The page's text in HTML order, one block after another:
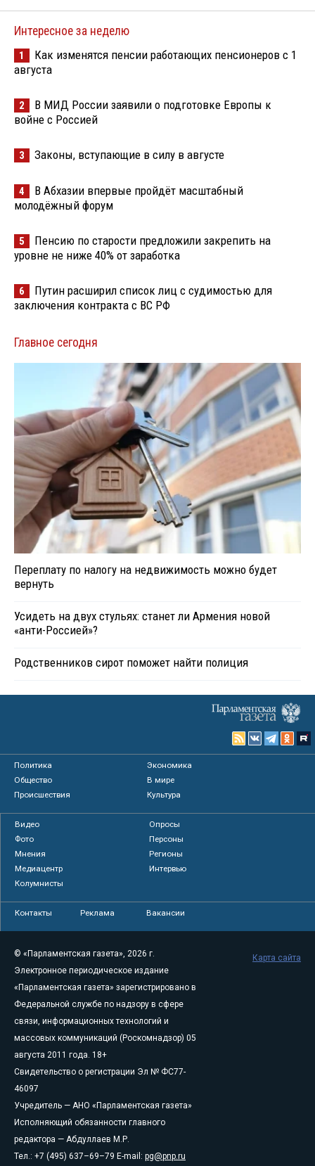
Интересное за неделю
1
Как изменятся пенсии работающих пенсионеров с 1
августа
2
В МИД России заявили о подготовке Европы к
войне с Россией
3 Законы, вступающие в силу в августе
4
В Абхазии впервые пройдёт масштабный
молодёжный форум
5
Пенсию по старости предложили закрепить на
уровне не ниже 40% от заработка
6
Путин расширил список лиц с судимостью для
заключения контракта с ВС РФ
Главное сегодня
Переплату по налогу на недвижимость можно будет
вернуть
Усидеть на двух стульях: станет ли Армения новой
«анти-Россией»?
Родственников сирот поможет найти полиция
Политика
Экономика
Общество
В мире
Происшествия
Культура
Видео
Опросы
Фото
Персоны
Мнения
Регионы
Медиацентр
Интервью
Колумнисты
Контакты Реклама Вакансии
© «Парламентская газета», 2026 г.
Электронное периодическое издание
«Парламентская газета» зарегистрировано в
Федеральной службе по надзору в сфере
связи, информационных технологий и
массовых коммуникаций (Роскомнадзор) 05
августа 2011 года. 18+
Свидетельство о регистрации Эл № ФС77-
46097
Учредитель — АНО «Парламентская газета»
Исполняющий обязанности главного
редактора — Абдуллаев М.Р.
Тел.: +7 (495) 637–69–79 E-mail: pg@pnp.ru
Карта сайта